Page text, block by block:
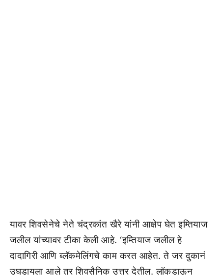
यावर शिवसेनेचे नेते चंद्रकांत खैरे यांनी आक्षेप घेत इम्तियाज
जलील यांच्यावर टीका केली आहे. ‘इम्तियाज जलील हे
दादागिरी आणि ब्लॅकमेलिंगचे काम करत आहेत. ते जर दुकानं
उघडायला आले तर शिवसैनिक उत्तर देतील. लॉकडाऊन